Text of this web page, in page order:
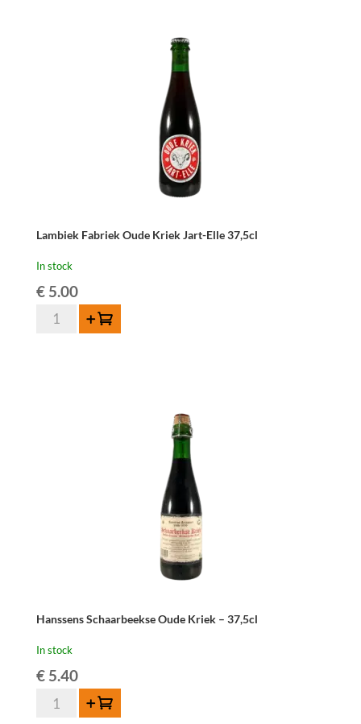
Lambiek Fabriek Oude Kriek Jart-Elle 37,5cl
In stock
€5.00
Lambiek
Add to cart
Hanssens Schaarbeekse Oude Kriek – 37,5cl
In stock
€5.40
Hanssens
Schaarbeekse
Add to cart